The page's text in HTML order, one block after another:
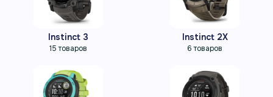
Instinct 3
15 товаров
Instinct 2X
6 товаров